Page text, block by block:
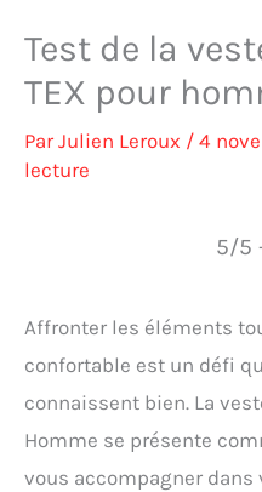
Test de la
TEX pour
ParJulien Leroux / 4
lecture
5/5
Affronter les éléments
confortable est un défi
connaissent bien. La
Homme se présente
vous accompagner dans